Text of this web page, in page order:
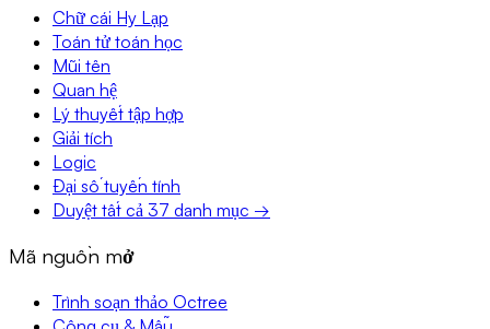
Chữ cái Hy Lạp
Toán tử toán học
Mũi tên
Quan hệ
Lý thuyết tập hợp
Giải tích
Logic
Đại số tuyến tính
Duyệt tất cả 37 danh mục →
Mã nguồn mở
Trình soạn thảo Octree